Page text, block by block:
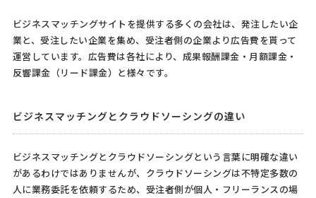
ビジネスマッチングサイトを提供する多くの会社は、発注したい企
業と、受注したい企業を集め、受注者側の企業より広告費を貰って
運営しています。広告費は各社により、成果報酬課金・月額課金・
反響課金（リード課金）と様々です。
ビジネスマッチングとクラウドソーシングの違い
ビジネスマッチングとクラウドソーシングという言葉に明確な違い
があるわけではありませんが、クラウドソーシングは不特定多数の
人に業務委託を依頼するため、受注者側が個人・フリーランスの場